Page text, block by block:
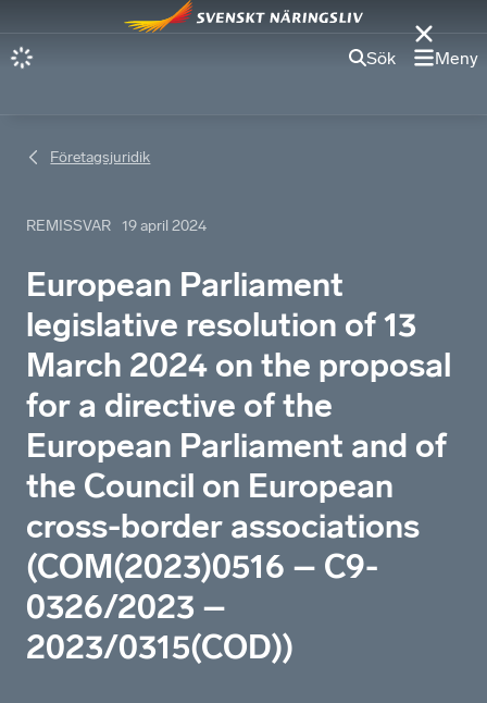
Sök Meny
Företagsjuridik
REMISSVAR 19 april 2024
European Parliament
legislative resolution of 13
March 2024 on the proposal
for a directive of the
European Parliament and of
the Council on European
cross-border associations
(COM(2023)0516 – C9-
0326/2023 –
2023/0315(COD))